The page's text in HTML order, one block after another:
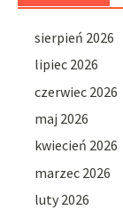
sierpień 2026
lipiec 2026
czerwiec 2026
maj 2026
kwiecień 2026
marzec 2026
luty 2026